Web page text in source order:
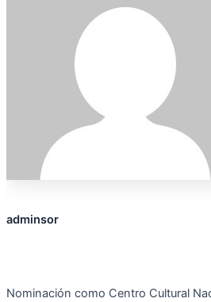
adminsor
Nominación como Centro Cultural